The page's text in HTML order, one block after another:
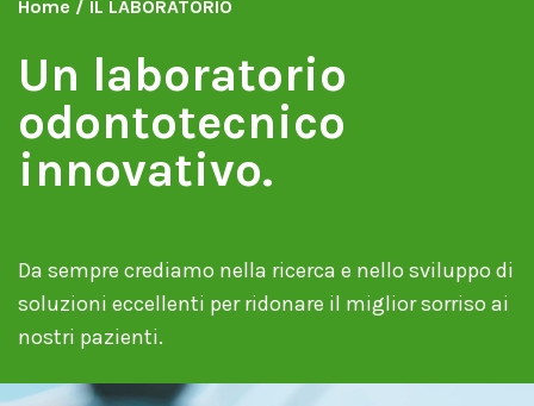
Home / IL LABORATORIO
Un laboratorio
odontotecnico
innovativo.
Da sempre crediamo nella ricerca e nello sviluppo di
soluzioni eccellenti per ridonare il miglior sorriso ai
nostri pazienti.